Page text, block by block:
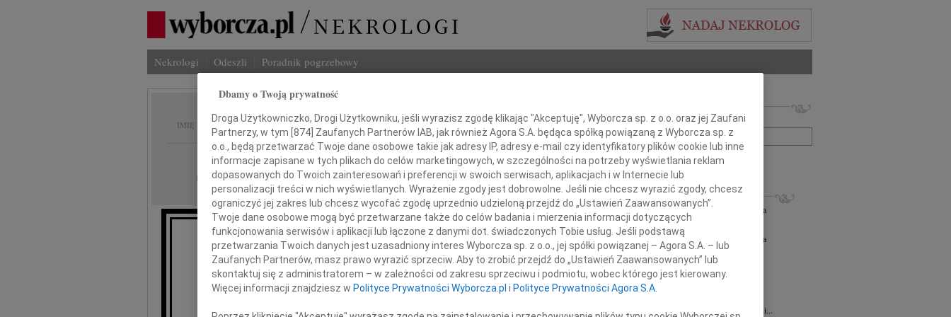
Nekrologi Odeszli Poradnik pogrzebowy
IMIĘ I NAZWISKO: Janusz Związek
REGION: Częstochowa
DATA EMISJI: 29.05.2026
Rodzinie i Bliskim
ŚP. dr n. wet. Janusza Związka
Imię i nazwisko lub numer ogłoszenia:
+ szukanie zaawansowane
INNE NEKROLOGI
Grzegorz Lipowski06.08.2026
Częstochowa
Z żalem przyjęliśmy wiadomość o śmierci...
Grzegorz Lipowski 05.08.2026
Częstochowa
Z żalem przyjęliśmy wiadomość o śmierci...
22.06.2026
Częstochowa
Wyrazy głębokiego współczucia oraz...
15.06.2026
Pani Joannie Jędrzejowskiej-Prokop radczyni...
Dbamy o Twoją prywatność
Droga Użytkowniczko, Drogi Użytkowniku, jeśli wyrazisz zgodę klikając "Akceptuję", Wyborcza sp. z o.o. oraz jej Zaufani
Partnerzy, w tym [874] Zaufanych Partnerów IAB, jak również Agora S.A. będąca spółką powiązaną z Wyborcza sp. z
o.o., będą przetwarzać Twoje dane osobowe takie jak adresy IP, adresy e-mail czy identyfikatory plików cookie lub inne
informacje zapisane w tych plikach do celów marketingowych, w szczególności na potrzeby wyświetlania reklam
dopasowanych do Twoich zainteresowań i preferencji w swoich serwisach, aplikacjach i w Internecie lub
personalizacji treści w nich wyświetlanych. Wyrażenie zgody jest dobrowolne. Jeśli nie chcesz wyrazić zgody, chcesz
ograniczyć jej zakres lub chcesz wycofać zgodę uprzednio udzieloną przejdź do „Ustawień Zaawansowanych”.
Twoje dane osobowe mogą być przetwarzane także do celów badania i mierzenia informacji dotyczących
funkcjonowania serwisów i aplikacji lub łączone z danymi dot. świadczonych Tobie usług. Jeśli podstawą
przetwarzania Twoich danych jest uzasadniony interes Wyborcza sp. z o.o., jej spółki powiązanej – Agora S.A. – lub
Zaufanych Partnerów, masz prawo wyrazić sprzeciw. Aby to zrobić przejdź do „Ustawień Zaawansowanych” lub
skontaktuj się z administratorem – w zależności od zakresu sprzeciwu i podmiotu, wobec którego jest kierowany.
Więcej informacji znajdziesz w Polityce Prywatności Wyborcza.pl i Polityce Prywatności Agora S.A.